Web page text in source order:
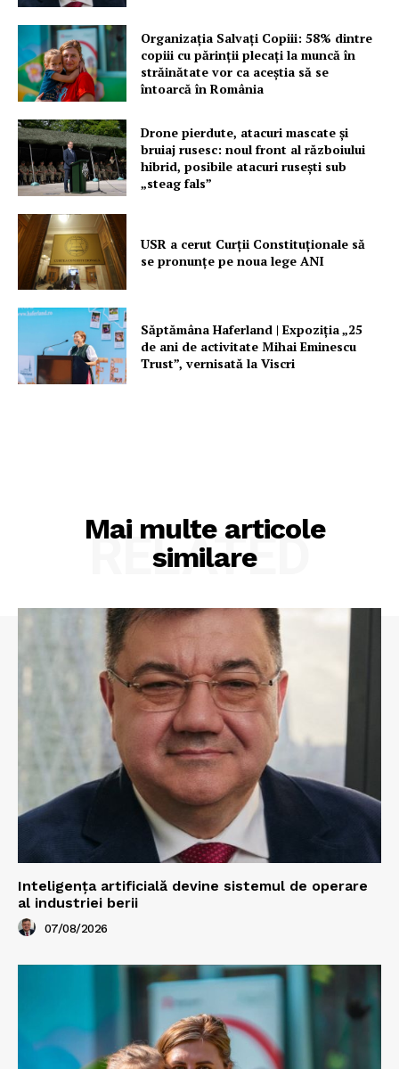
Organizația Salvați Copiii: 58% dintre
copiii cu părinții plecați la muncă în
străinătate vor ca aceștia să se
întoarcă în România
Drone pierdute, atacuri mascate și
bruiaj rusesc: noul front al războiului
hibrid, posibile atacuri rusești sub
„steag fals”
USR a cerut Curții Constituționale să
se pronunțe pe noua lege ANI
Săptămâna Haferland | Expoziţia „25
de ani de activitate Mihai Eminescu
Trust”, vernisată la Viscri
Mai multe articole
similare
RELATED
Inteligența artificială devine sistemul de operare
al industriei berii
07/08/2026